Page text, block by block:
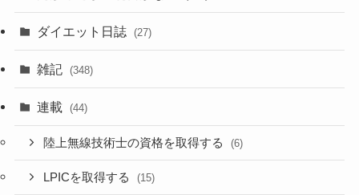
ダイエット日誌 (27)
雑記 (348)
連載 (44)
陸上無線技術士の資格を取得する (6)
LPICを取得する (15)